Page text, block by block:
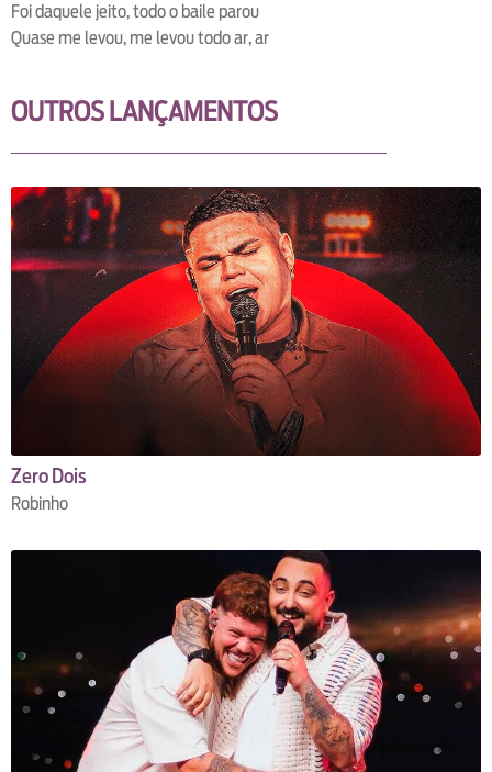
Foi daquele jeito, todo o baile parou
Quase me levou, me levou todo ar, ar
OUTROS LANÇAMENTOS
Zero Dois
Robinho